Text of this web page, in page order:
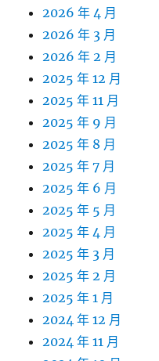
2026 年 4 月
2026 年 3 月
2026 年 2 月
2025 年 12 月
2025 年 11 月
2025 年 9 月
2025 年 8 月
2025 年 7 月
2025 年 6 月
2025 年 5 月
2025 年 4 月
2025 年 3 月
2025 年 2 月
2025 年 1 月
2024 年 12 月
2024 年 11 月